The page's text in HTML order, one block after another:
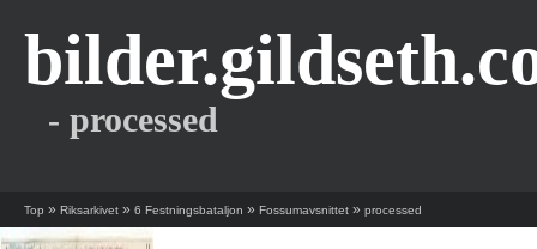
- processed
Top » Riksarkivet » 6 Festningsbataljon » Fossumavsnittet » processed